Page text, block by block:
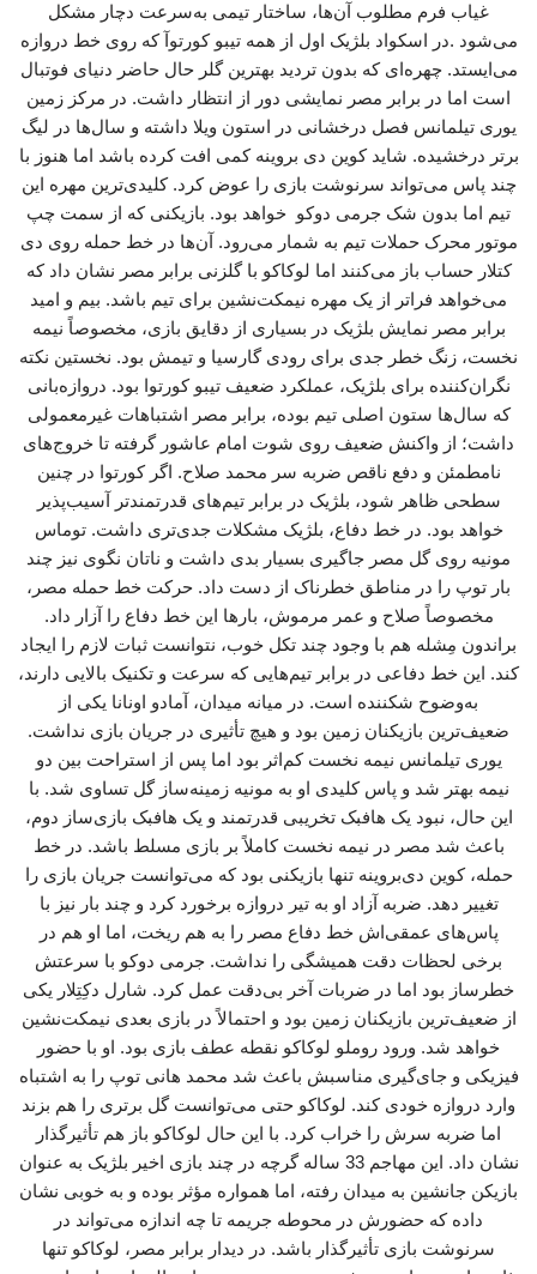
غیاب فرم مطلوب آن‌ها، ساختار تیمی به‌سرعت دچار مشکل
می‌شود .در اسکواد بلژیک اول از همه تیبو کورتوآ که روی خط دروازه
می‌ایستد. چهره‌ای که بدون تردید بهترین گلر حال حاضر دنیای فوتبال
است اما در برابر مصر نمایشی دور از انتظار داشت. در مرکز زمین
یوری تیلمانس فصل درخشانی در استون ویلا داشته و سال‌ها در لیگ
برتر درخشیده. شاید کوین دی بروینه کمی افت کرده باشد اما هنوز با
چند پاس می‌تواند سرنوشت بازی را عوض کرد. کلیدی‌ترین مهره این
تیم اما بدون شک جرمی دوکو خواهد بود. بازیکنی که از سمت چپ
موتور محرک حملات تیم به شمار می‌رود. آن‌ها در خط حمله روی دی
کتلار حساب باز می‌کنند اما لوکاکو با گلزنی برابر مصر نشان داد که
می‌خواهد فراتر از یک مهره نیمکت‌نشین برای تیم باشد. بیم و امید
برابر مصر نمایش بلژیک در بسیاری از دقایق بازی، مخصوصاً نیمه
نخست، زنگ خطر جدی برای رودی گارسیا و تیمش بود. نخستین نکته
نگران‌کننده برای بلژیک، عملکرد ضعیف تیبو کورتوا بود. دروازه‌بانی
که سال‌ها ستون اصلی تیم بوده، برابر مصر اشتباهات غیرمعمولی
داشت؛ از واکنش ضعیف روی شوت امام عاشور گرفته تا خروج‌های
نامطمئن و دفع ناقص ضربه سر محمد صلاح. اگر کورتوا در چنین
سطحی ظاهر شود، بلژیک در برابر تیم‌های قدرتمندتر آسیب‌پذیر
خواهد بود. در خط دفاع، بلژیک مشکلات جدی‌تری داشت. توماس
مونیه روی گل مصر جاگیری بسیار بدی داشت و ناتان نگوی نیز چند
بار توپ را در مناطق خطرناک از دست داد. حرکت خط حمله مصر،
مخصوصاً صلاح و عمر مرموش، بارها این خط دفاع را آزار داد.
براندون مِشله هم با وجود چند تکل خوب، نتوانست ثبات لازم را ایجاد
کند. این خط دفاعی در برابر تیم‌هایی که سرعت و تکنیک بالایی دارند،
به‌وضوح شکننده است. در میانه میدان، آمادو اونانا یکی از
ضعیف‌ترین بازیکنان زمین بود و هیچ تأثیری در جریان بازی نداشت.
یوری تیلمانس نیمه نخست کم‌اثر بود اما پس از استراحت بین دو
نیمه بهتر شد و پاس کلیدی او به مونیه زمینه‌ساز گل تساوی شد. با
این حال، نبود یک هافبک تخریبی قدرتمند و یک هافبک بازی‌ساز دوم،
باعث شد مصر در نیمه نخست کاملاً بر بازی مسلط باشد. در خط
حمله، کوین دی‌بروینه تنها بازیکنی بود که می‌توانست جریان بازی را
تغییر دهد. ضربه آزاد او به تیر دروازه برخورد کرد و چند بار نیز با
پاس‌های عمقی‌اش خط دفاع مصر را به هم ریخت، اما او هم در
برخی لحظات دقت همیشگی را نداشت. جرمی دوکو با سرعتش
خطرساز بود اما در ضربات آخر بی‌دقت عمل کرد. شارل دکِتِلار یکی
از ضعیف‌ترین بازیکنان زمین بود و احتمالاً در بازی بعدی نیمکت‌نشین
خواهد شد. ورود روملو لوکاکو نقطه عطف بازی بود. او با حضور
فیزیکی و جای‌گیری مناسبش باعث شد محمد هانی توپ را به اشتباه
وارد دروازه خودی کند. لوکاکو حتی می‌توانست گل برتری را هم بزند
اما ضربه سرش را خراب کرد. با این حال لوکاکو باز هم تأثیرگذار
نشان داد. این مهاجم 33 ساله گرچه در چند بازی اخیر بلژیک به عنوان
بازیکن جانشین به میدان رفته، اما همواره مؤثر بوده و به خوبی نشان
داده که حضورش در محوطه جریمه تا چه اندازه می‌تواند در
سرنوشت بازی تأثیرگذار باشد. در دیدار برابر مصر، لوکاکو تنها